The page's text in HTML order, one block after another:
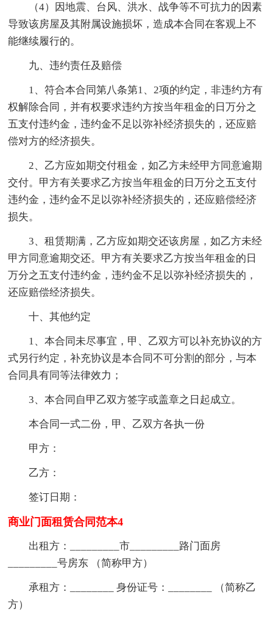
（4）因地震、台风、洪水、战争等不可抗力的因素
导致该房屋及其附属设施损坏，造成本合同在客观上不
能继续履行的。
九、违约责任及赔偿
1、符合本合同第八条第1、2项的约定，非违约方有
权解除合同，并有权要求违约方按当年租金的日万分之
五支付违约金，违约金不足以弥补经济损失的，还应赔
偿对方的经济损失。
2、乙方应如期交付租金，如乙方未经甲方同意逾期
交付。甲方有关要求乙方按当年租金的日万分之五支付
违约金，违约金不足以弥补经济损失的，还应赔偿经济
损失。
3、租赁期满，乙方应如期交还该房屋，如乙方未经
甲方同意逾期交还。甲方有关要求乙方按当年租金的日
万分之五支付违约金，违约金不足以弥补经济损失的，
还应赔偿经济损失。
十、其他约定
1、本合同未尽事宜，甲、乙双方可以补充协议的方
式另行约定，补充协议是本合同不可分割的部分，与本
合同具有同等法律效力；
3、本合同自甲乙双方签字或盖章之日起成立。
本合同一式二份，甲、乙双方各执一份
甲方：
乙方：
签订日期：
商业门面租赁合同范本4
出租方：_________市_________路门面房
_________号房东 （简称甲方）
承租方：________ 身份证号：________ （简称乙
方）